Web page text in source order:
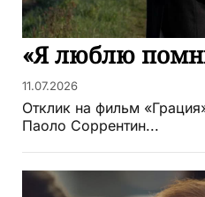
«Я люблю
11.07.2026
Отклик на фильм
Паоло Соррентин...